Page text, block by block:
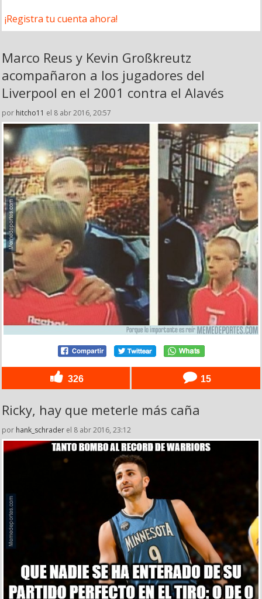
¡Registra tu cuenta ahora!
Marco Reus y Kevin Großkreutz
acompañaron a los jugadores del
Liverpool en el 2001 contra el Alavés
por hitcho11 el 8 abr 2016, 20:57
326 15
Ricky, hay que meterle más caña
por hank_schrader el 8 abr 2016, 23:12